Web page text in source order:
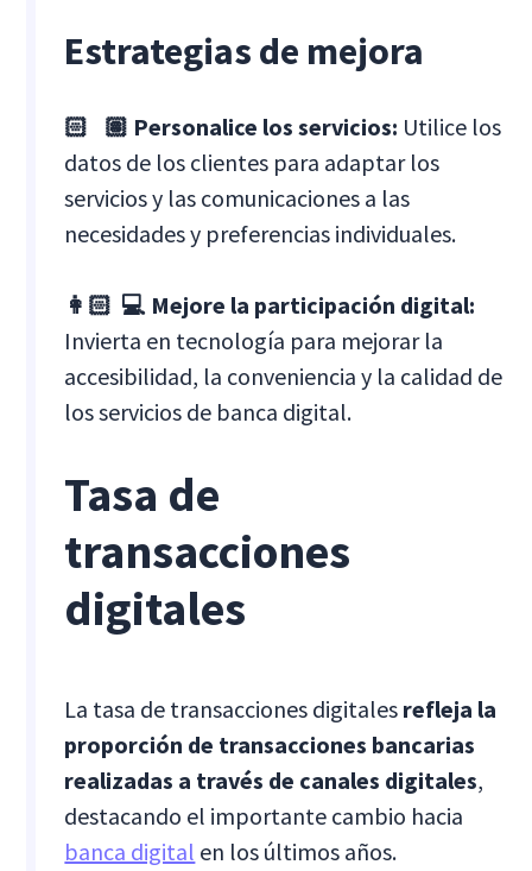
Estrategias de mejora
🏻 ‍ 🏽 Personalice los servicios: Utilice los
datos de los clientes para adaptar los
servicios y las comunicaciones a las
necesidades y preferencias individuales.
👩🏻 ‍ 💻 Mejore la participación digital:
Invierta en tecnología para mejorar la
accesibilidad, la conveniencia y la calidad de
los servicios de banca digital.
Tasa de
transacciones
digitales
La tasa de transacciones digitales refleja la
proporción de transacciones bancarias
realizadas a través de canales digitales,
destacando el importante cambio hacia
banca digital en los últimos años.